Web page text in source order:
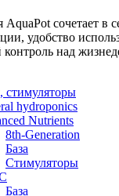
сочетает в
удобство
над
стимуляторы
hydroponics
Nutrients
8th-Generation
База
Стимуляторы
База